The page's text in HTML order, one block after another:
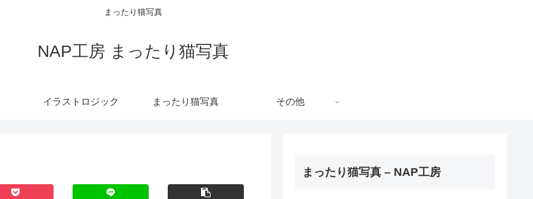
まったり猫写真
NAP工房 まったり猫写真
イラストロジック まったり猫写真 その他
まったり猫写真 – NAP工房